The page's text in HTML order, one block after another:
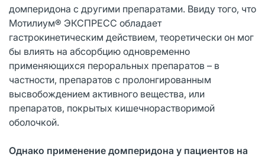
домперидона с другими препаратами. Ввиду того, что
Мотилиум® ЭКСПРЕСС обладает
гастрокинетическим действием, теоретически он мог
бы влиять на абсорбцию одновременно
применяющихся пероральных препаратов – в
частности, препаратов с пролонгированным
высвобождением активного вещества, или
препаратов, покрытых кишечнорастворимой
оболочкой.
Однако применение домперидона у пациентов на